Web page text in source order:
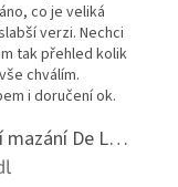
co je veliká
verzi. Nechci
tak přehled kolik
chválím.
i doručení ok.
Priessnitz Kloubní mazání De Luxe, 200ml
z 5 hvězdiček.